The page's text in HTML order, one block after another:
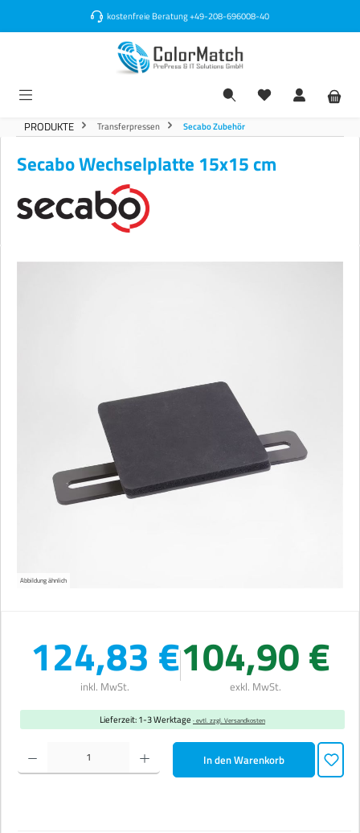
kostenfreie Beratung+49-208-696008-40
PRODUKTE Transferpressen Secabo Zubehör
Secabo Wechselplatte 15x15 cm
Abbildung ähnlich
124,83 €
inkl. MwSt.
104,90 €
exkl. MwSt.
Lieferzeit: 1-3 Werktage · evtl. zzgl. Versandkosten
Produkt Anzahl: Gib den gewünschten Wert ein oder benutze die Schaltflächen um die Anzahl zu
In den Warenkorb